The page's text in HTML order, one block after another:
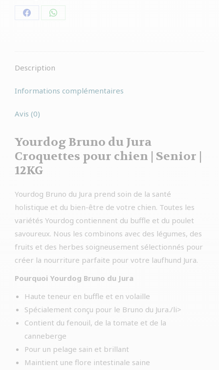
PartagerPartager
Description
Informations complémentaires
Avis (0)
Yourdog Bruno du Jura
Croquettes pour chien | Senior |
12KG
Yourdog Bruno du Jura prend soin de la santé
holistique et du bien-être de votre chien. Toutes les
variétés Yourdog contiennent du buffle et du poulet
savoureux. Nous les combinons avec des légumes, des
fruits et des herbes soigneusement sélectionnés pour
créer la nourriture parfaite pour votre laufhund Jura.
Pourquoi Yourdog Bruno du Jura
Haute teneur en buffle et en volaille
Spécialement conçu pour le Bruno du Jura./li>
Contient du fenouil, de la tomate et de la
canneberge
Pour un pelage sain et brillant
Maintient une flore intestinale saine